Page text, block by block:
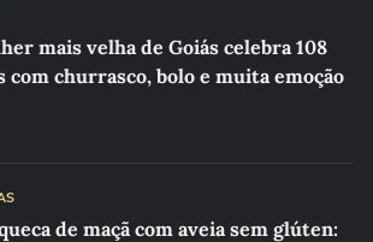
mais velha de Goiás celebra 108
com churrasco, bolo e muita emoção
de maçã com aveia sem glúten: